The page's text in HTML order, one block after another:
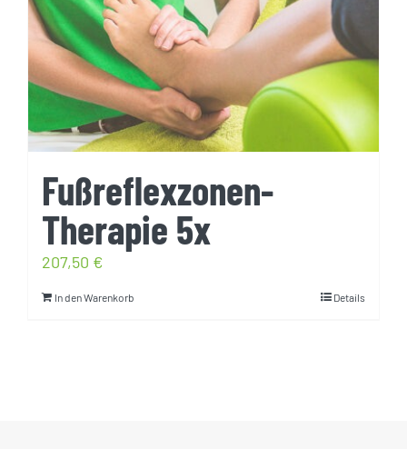
Fußreflexzonen-
Therapie 5x
207,50 €
In den Warenkorb Details